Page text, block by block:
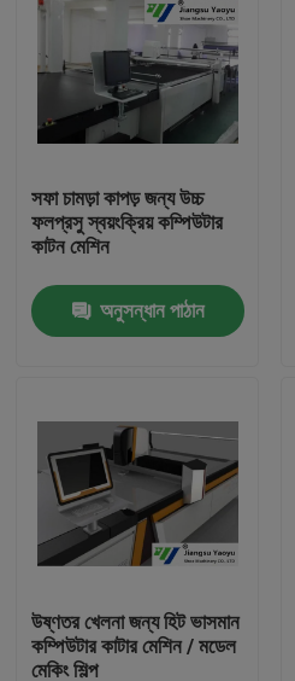
পণ্য
আমাদের সম্পর্কে
কারখানা ভ্রমণ
মান নিয়ন্ত্রণ
উদ্ধৃতির জন্য আবেদন
হাইড্রোলিক Die কাটন মেশিন
হাইড্রোলিক সুইং আর্ম কাটন মেশিন
সফা চামড়া কাপড় জন্য উচ্চ
ফলপ্রসু স্বয়ংক্রিয় কম্পিউটার
কাটন মেশিন
অনুসন্ধান পাঠান
উষ্ণতর খেলনা জন্য হিট ভাসমান
কম্পিউটার কাটার মেশিন / মডেল
মেকিং শিল্প